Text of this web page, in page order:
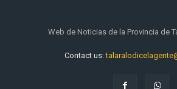
Web de Noticias de la Provincia de
Contact us: